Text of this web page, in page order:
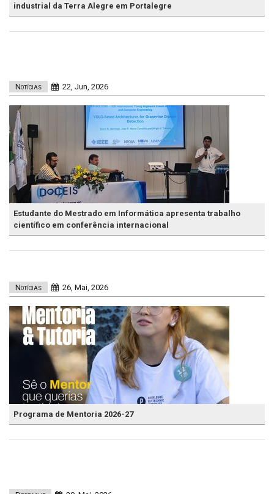
industrial da Terra Alegre em Portalegre
Notícias 22, Jun, 2026
Estudante do Mestrado em Informática apresenta trabalho
científico em conferência internacional
Notícias 26, Mai, 2026
Programa de Mentoria 2026-27